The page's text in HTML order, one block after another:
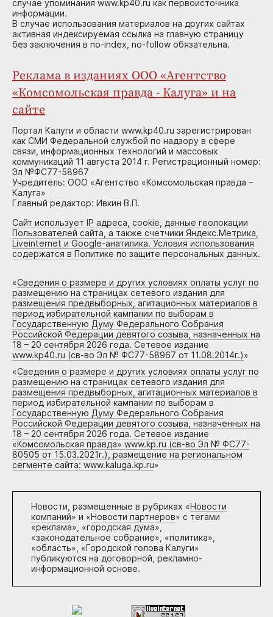
случае упоминания www.kp40.ru как первоисточника
информации.
В случае использования материалов на других сайтах
активная индексируемая ссылка на главную страницу
без заключения в no-index, no-follow обязательна.
Реклама в изданиях ООО «Агентство
«Комсомольская правда - Калуга» и на
сайте
Портал Калуги и области www.kp40.ru зарегистрирован
как СМИ Федеральной службой по надзору в сфере
связи, информационных технологий и массовых
коммуникаций 11 августа 2014 г. Регистрационный номер:
Эл №ФС77-58967
Учредитель: ООО «Агентство «Комсомольская правда –
Калуга»
Главный редактор: Ивкин В.П.
Сайт использует IP адреса, cookie, данные геолокации
Пользователей сайта, а также счетчики Яндекс.Метрика,
Liveinternet и Google-анатилика. Условия использования
содержатся в Политике по защите персональных данных.
«Сведения о размере и других условиях оплаты услуг по
размещению на страницах сетевого издания для
размещения предвыборных, агитационных материалов в
период избирательной кампании по выборам в
Государственную Думу Федерального Собрания
Российской Федерации девятого созыва, назначенных на
18 – 20 сентября 2026 года. Сетевое издание
www.kp40.ru (св-во Эл № ФС77-58967 от 11.08.2014г.)»
«Сведения о размере и других условиях оплаты услуг по
размещению на страницах сетевого издания для
размещения предвыборных, агитационных материалов в
период избирательной кампании по выборам в
Государственную Думу Федерального Собрания
Российской Федерации девятого созыва, назначенных на
18 – 20 сентября 2026 года. Сетевое издание
«Комсомольская правда» www.kp.ru (св-во Эл № ФС77-
80505 от 15.03.2021г.), размещение на региональном
сегменте сайта: www.kaluga.kp.ru»
Новости, размещенные в рубриках «Новости
компаний» и «Новости партнеров» с тегами
«реклама», «городская дума»,
«законодательное собрание», «политика»,
«область», «Городской голова Калуги»
публикуются на договорной, рекламно-
информационной основе.